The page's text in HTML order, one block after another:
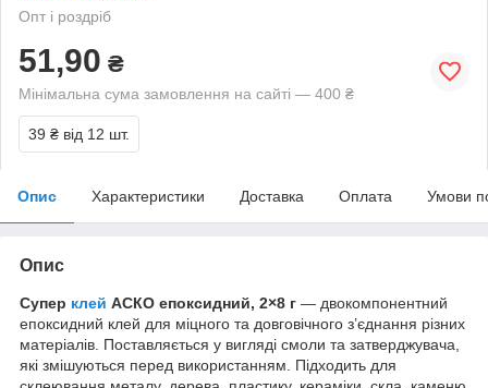
Опт і роздріб
51,90 ₴
Мінімальна сума замовлення на сайті — 400 ₴
39 ₴ від 12 шт.
Опис Характеристики Доставка Оплата Умови
Опис
Супер клей АСКО епоксидний, 2×8 г — двокомпонентний
епоксидний клей для міцного та довговічного з’єднання різних
матеріалів. Поставляється у вигляді смоли та затверджувача,
які змішуються перед використанням. Підходить для